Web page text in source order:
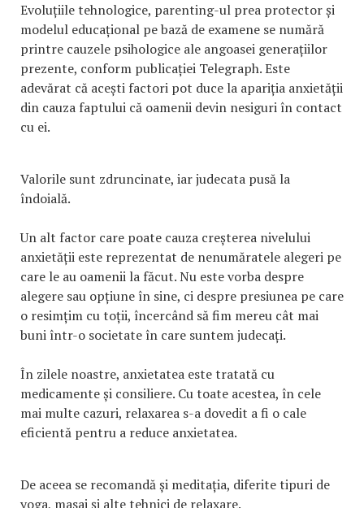
Evoluțiile tehnologice, parenting-ul prea protector și
modelul educațional pe bază de examene se numără
printre cauzele psihologice ale angoasei generațiilor
prezente, conform publicației Telegraph. Este
adevărat că acești factori pot duce la apariția anxietății
din cauza faptului că oamenii devin nesiguri în contact
cu ei.
Valorile sunt zdruncinate, iar judecata pusă la
îndoială.
Un alt factor care poate cauza creșterea nivelului
anxietății este reprezentat de nenumăratele alegeri pe
care le au oamenii la făcut. Nu este vorba despre
alegere sau opțiune în sine, ci despre presiunea pe care
o resimțim cu toții, încercând să fim mereu cât mai
buni într-o societate în care suntem judecați.
În zilele noastre, anxietatea este tratată cu
medicamente și consiliere. Cu toate acestea, în cele
mai multe cazuri, relaxarea s-a dovedit a fi o cale
eficientă pentru a reduce anxietatea.
De aceea se recomandă și meditația, diferite tipuri de
yoga, masaj și alte tehnici de relaxare.